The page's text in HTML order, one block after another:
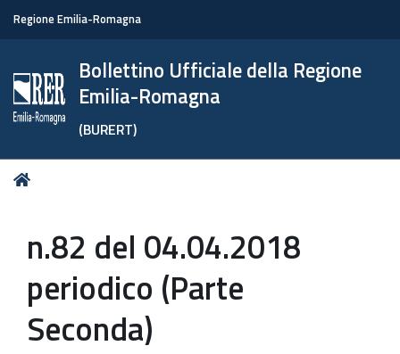
Regione Emilia-Romagna
Bollettino Ufficiale della Regione
Emilia-Romagna
(BURERT)
Tu
n.82 del 04.04.2018
periodico (Parte
Seconda)